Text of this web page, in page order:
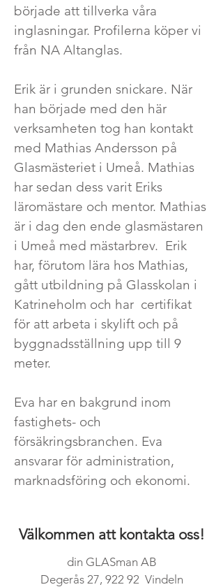
började att tillverka våra
inglasningar. Profilerna köper vi
från NA Altanglas.
Erik är i grunden snickare. När
han började med den här
verksamheten tog han kontakt
med Mathias Andersson på
Glasmästeriet i Umeå. Mathias
har sedan dess varit Eriks
läromästare och mentor. Mathias
är i dag den ende glasmästaren
i Umeå med mästarbrev. Erik
har, förutom lära hos Mathias,
gått utbildning på Glasskolan i
Katrineholm och har certifikat
för att arbeta i skylift och på
byggnadsställning upp till 9
meter.
Eva har en bakgrund inom
fastighets- och
försäkringsbranchen. Eva
ansvarar för administration,
marknadsföring och ekonomi.
Välkommen att kontakta oss!
din GLASman AB
Degerås 27, 922 92 Vindeln